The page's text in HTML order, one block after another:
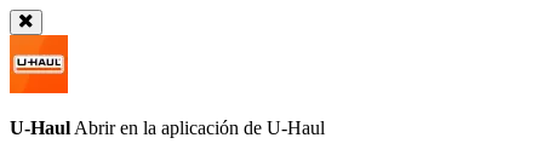
U-Haul Abrir en la aplicación de U-Haul